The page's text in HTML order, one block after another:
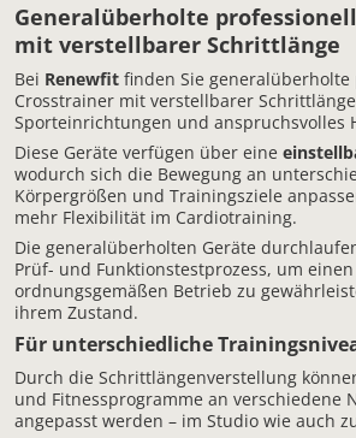
Generalüberholte
mit verstellbarer Schrittlänge
Bei Renewfit finden Sie generalüberholte
Crosstrainer mit verstellbarer
Sporteinrichtungen und anspruchsvolles
Diese Geräte verfügen über eine
wodurch sich die Bewegung an
Körpergrößen und Trainingsziele
mehr Flexibilität im Cardiotraining.
Die generalüberholten Geräte
Prüf- und Funktionstestprozess, um
ordnungsgemäßen Betrieb zu
ihrem Zustand.
Für unterschiedliche
Durch die Schrittlängenverstellung
und Fitnessprogramme an verschiedene
angepasst werden – im Studio wie auch